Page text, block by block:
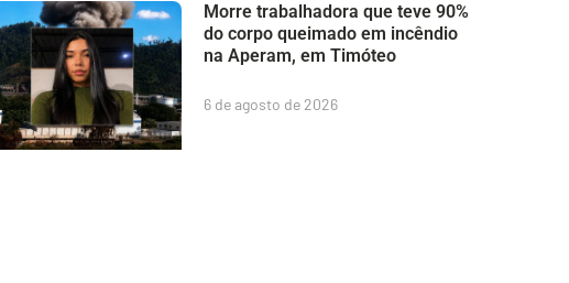
Morre trabalhadora que teve 90%
do corpo queimado em incêndio
na Aperam, em Timóteo
6 de agosto de 2026